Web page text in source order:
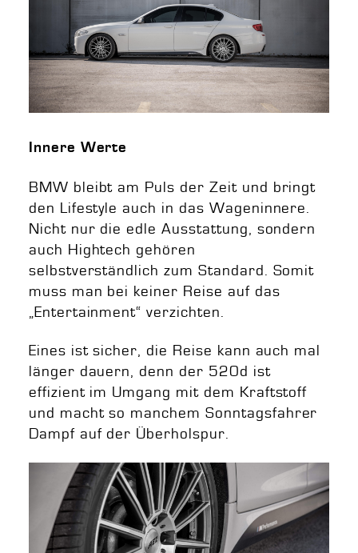
Innere Werte
BMW bleibt am Puls der Zeit und bringt
den Lifestyle auch in das Wageninnere.
Nicht nur die edle Ausstattung, sondern
auch Hightech gehören
selbstverständlich zum Standard. Somit
muss man bei keiner Reise auf das
„Entertainment“ verzichten.
Eines ist sicher, die Reise kann auch mal
länger dauern, denn der 520d ist
effizient im Umgang mit dem Kraftstoff
und macht so manchem Sonntagsfahrer
Dampf auf der Überholspur.